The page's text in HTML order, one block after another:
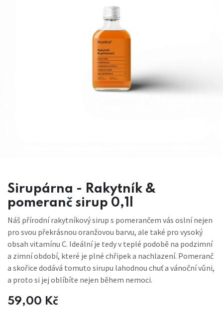
Sirupárna - Rakytník &
pomeranč sirup 0,1l
Náš přírodní rakytníkový sirup s pomerančem vás oslní nejen
pro svou překrásnou oranžovou barvu, ale také pro vysoký
obsah vitamínu C. Ideální je tedy v teplé podobě na podzimní
a zimní období, které je plné chřipek a nachlazení. Pomeranč
a skořice dodává tomuto sirupu lahodnou chuť a vánoční vůni,
a proto si jej oblíbíte nejen během nemoci.
59,00 Kč